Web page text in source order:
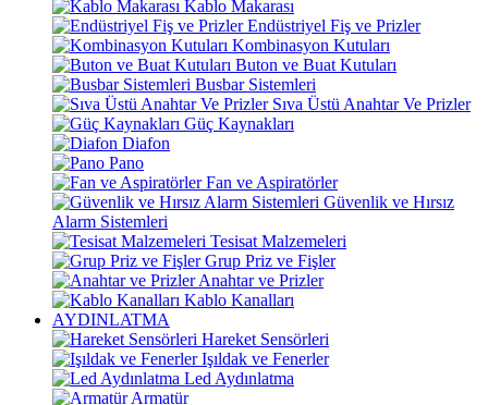
Kablo Makarası
Endüstriyel Fiş ve Prizler
Kombinasyon Kutuları
Buton ve Buat Kutuları
Busbar Sistemleri
Sıva Üstü Anahtar Ve Prizler
Güç Kaynakları
Diafon
Pano
Fan ve Aspiratörler
Güvenlik ve Hırsız
Alarm Sistemleri
Tesisat Malzemeleri
Grup Priz ve Fişler
Anahtar ve Prizler
Kablo Kanalları
AYDINLATMA
Hareket Sensörleri
Işıldak ve Fenerler
Led Aydınlatma
Armatür